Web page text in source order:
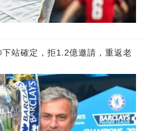
站確定，拒1.2億邀請，重返老